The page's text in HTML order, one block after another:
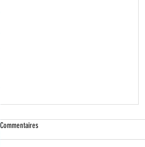
Commentaires